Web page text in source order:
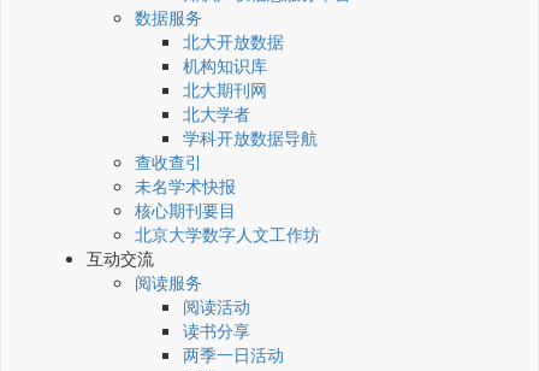
数据服务
北大开放数据
机构知识库
北大期刊网
北大学者
学科开放数据导航
查收查引
未名学术快报
核心期刊要目
北京大学数字人文工作坊
互动交流
阅读服务
阅读活动
读书分享
两季一日活动